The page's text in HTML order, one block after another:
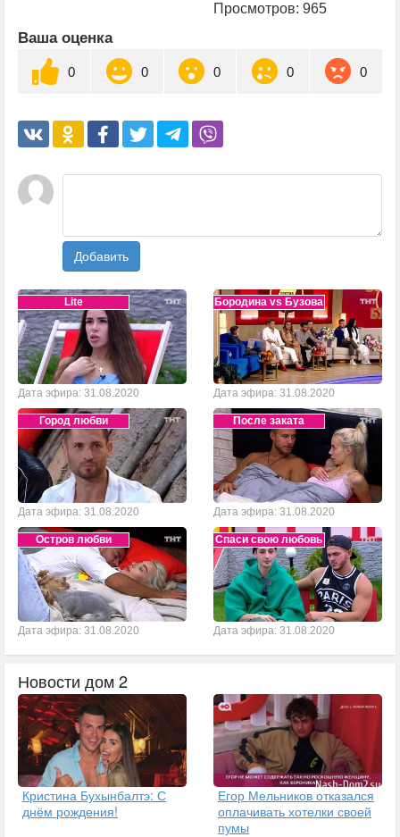
Просмотров: 965
Ваша оценка
0 0 0 0 0
Добавить
Lite
Дата эфира: 31.08.2020
Бородина vs Бузова
Дата эфира: 31.08.2020
Город любви
Дата эфира: 31.08.2020
После заката
Дата эфира: 31.08.2020
Остров любви
Дата эфира: 31.08.2020
Спаси свою любовь
Дата эфира: 31.08.2020
Новости дом 2
Кристина Бухынбалтэ: С
днём рождения!
Егор Мельников отказался
оплачивать хотелки своей
пумы